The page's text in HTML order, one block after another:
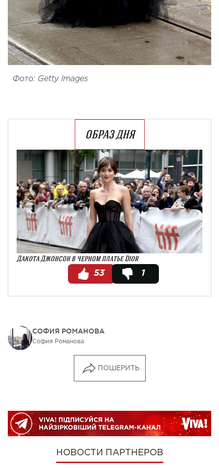
Фото: Getty Images
ОБРАЗ ДНЯ
Дакота Джонсон в черном платье Dior
53
1
СОФИЯ РОМАНОВА
София Романова
ПОШЕРИТЬ
НОВОСТИ ПАРТНЕРОВ